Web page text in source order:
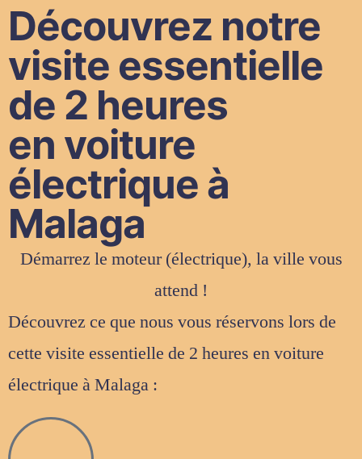
Découvrez notre
visite essentielle
de 2 heures
en voiture
électrique à
Malaga
Démarrez le moteur (électrique), la ville vous
attend !
Découvrez ce que nous vous réservons lors de
cette visite essentielle de 2 heures en voiture
électrique à Malaga :